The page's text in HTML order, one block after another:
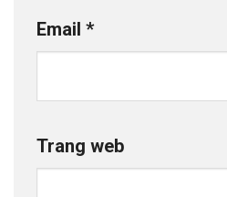
Email *
Trang web